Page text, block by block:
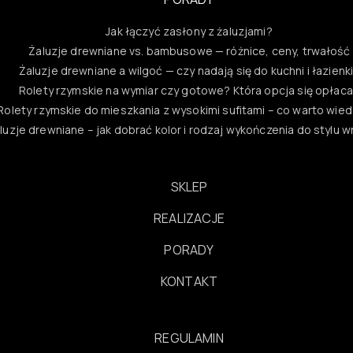
Jak łączyć zasłony z żaluzjami?
Żaluzje drewniane vs. bambusowe — różnice, ceny, trwałość
Żaluzje drewniane a wilgoć — czy nadają się do kuchni i
Rolety rzymskie na wymiar czy gotowe? Która opcja się
rzymskie do mieszkania z wysokimi sufitami – co warto
drewniane – jak dobrać kolor i rodzaj wykończenia do stylu
SKLEP
REALIZACJE
PORADY
KONTAKT
REGULAMIN